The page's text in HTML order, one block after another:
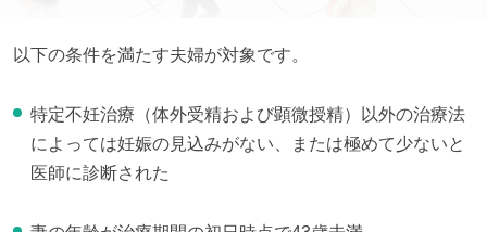
以下の条件を満たす夫婦が対象です。
特定不妊治療（体外受精および顕微授精）以外の治療法
によっては妊娠の見込みがない、または極めて少ないと
医師に診断された